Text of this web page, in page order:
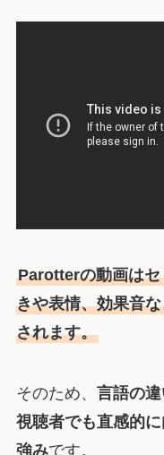
Parotterの動画はセ
きや表情、効果音
されます。
そのため、 言語の
視聴者でも直感的
強みです。